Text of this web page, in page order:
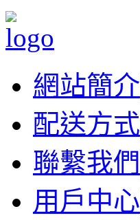
網站簡介
配送方式
聯繫我們
用戶中心